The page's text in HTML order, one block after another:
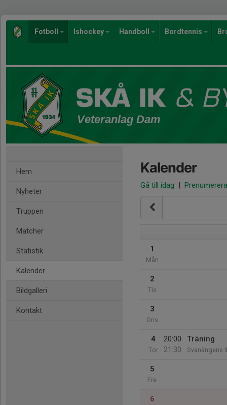
Fotboll Ishockey Handboll Bordtennis
Veteranlag Dam
Hem
Nyheter
Truppen
Matcher
Statistik
Kalender
Bildgalleri
Kontakt
Kalender
Gå till idag | Prenumerera
1
Mån
2
Tis
3
Ons
4
Tor
20:00
21:30
Träning
Svanängens
5
Fre
6